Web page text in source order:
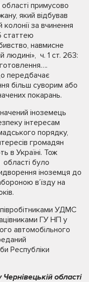
примусово
який відбував
за вчинення
статтею
навмисне
людині», ч. 1 ст. 263:
передбачає
більш суворим або
покарань.
іноземець
інтересам
порядку,
громадян
в Україні. Тож
було
іноземця до
в’їзду на
УДМС
ГУ НП у
автомобільного
Республіки
області